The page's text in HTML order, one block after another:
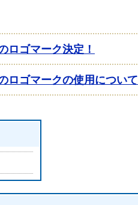
ロゴマーク決定！
ロゴマークの使用について